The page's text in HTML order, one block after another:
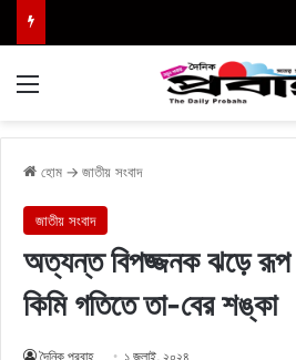
হোম → জাতীয় সংবাদ
জাতীয় সংবাদ
অত্যন্ত বিপজ্জনক ঝড়ে রূপ
কিমি গতিতে তা-বের শঙ্কা
দৈনিক প্রবাহ ১ জুলাই, ২০২৪